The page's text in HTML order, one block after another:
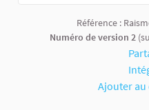
Référence :
Numéro de version 2
Ajouter